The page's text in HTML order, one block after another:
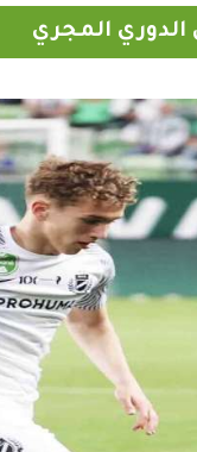
المجري